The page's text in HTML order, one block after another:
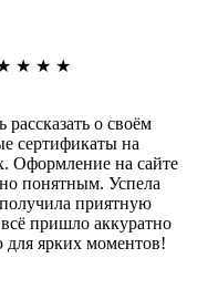
★ ★ ★
рассказать о своём
сертификаты на
Оформление на сайте
понятным. Успела
приятную
пришло аккуратно
ярких моментов!